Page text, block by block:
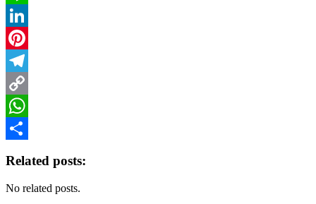
Line
LinkedIn
Pinterest
Telegram
Copy
Link
WhatsApp
Related posts:
No related posts.